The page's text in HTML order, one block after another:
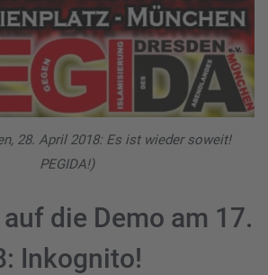
28. April 2018: Es ist wieder soweit!
PEGIDA!)
die Demo am 17.
Inkognito!